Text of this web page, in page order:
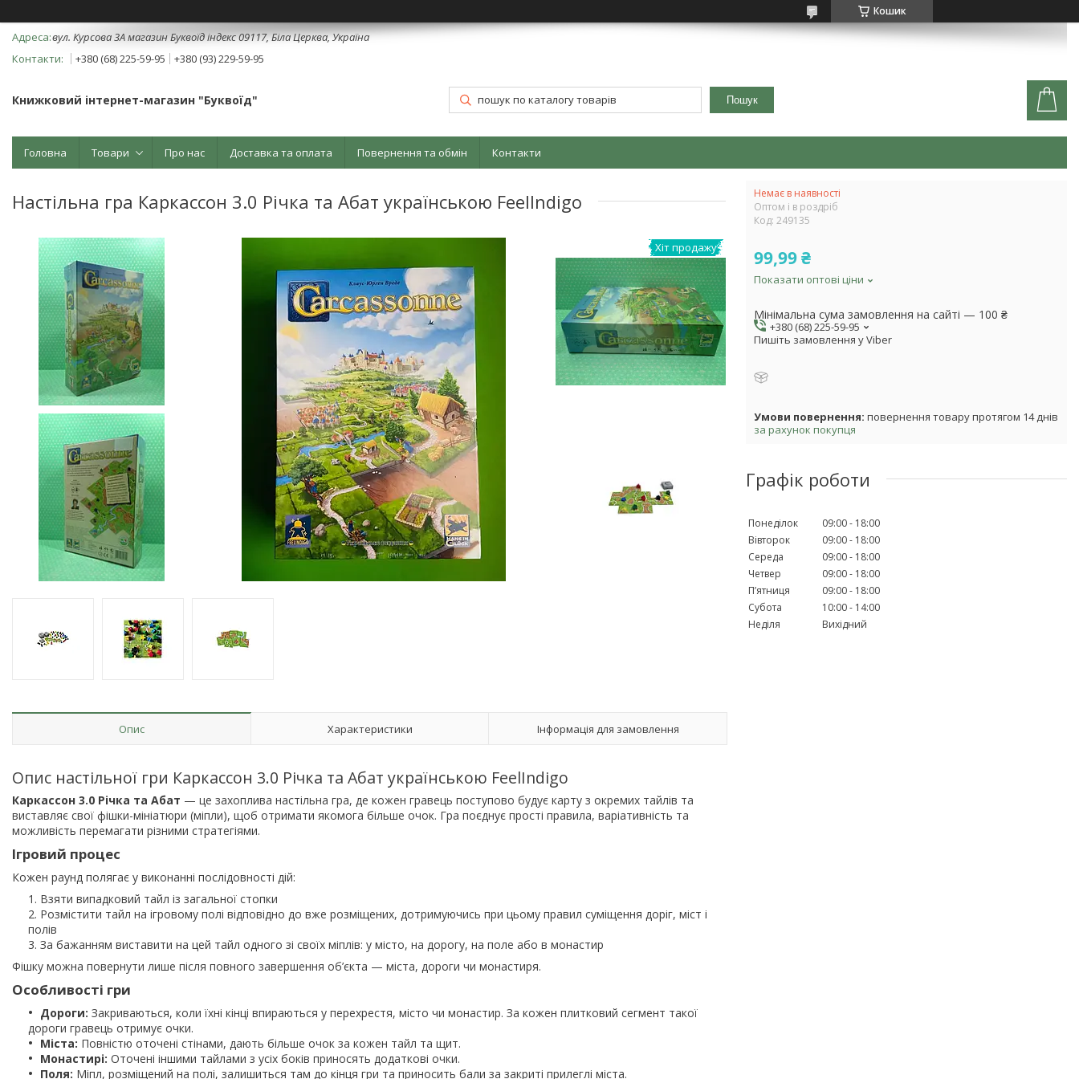
Кошик
вул. Курсова 3А магазин Буквоїд індекс 09117, Біла Церква, Україна
+380 (68) 225-59-95
+380 (93) 229-59-95
Книжковий інтернет-магазин "Буквоїд" Пошук
Головна Товари Про нас Доставка та оплата Повернення та обмін Контакти
Настільна гра Каркассон 3.0 Річка та Абат українською FeelIndigo
Хіт продажу
Опис Характеристики Інформація для замовлення
Опис настільної гри Каркассон 3.0 Річка та Абат українською FeelIndigo
Каркассон 3.0 Річка та Абат — це захоплива настільна гра, де кожен гравець поступово будує карту з окремих тайлів та
виставляє свої фішки-мініатюри (міпли), щоб отримати якомога більше очок. Гра поєднує прості правила, варіативність та
можливість перемагати різними стратегіями.
Ігровий процес
Кожен раунд полягає у виконанні послідовності дій:
Взяти випадковий тайл із загальної стопки
Розмістити тайл на ігровому полі відповідно до вже розміщених, дотримуючись при цьому правил суміщення доріг, міст і
полів
За бажанням виставити на цей тайл одного зі своїх міплів: у місто, на дорогу, на поле або в монастир
Фішку можна повернути лише після повного завершення об’єкта — міста, дороги чи монастиря.
Особливості гри
Дороги: Закриваються, коли їхні кінці впираються у перехрестя, місто чи монастир. За кожен плитковий сегмент такої
дороги гравець отримує очки.
Міста: Повністю оточені стінами, дають більше очок за кожен тайл та щит.
Монастирі: Оточені іншими тайлами з усіх боків приносять додаткові очки.
Поля: Міпл, розміщений на полі, залишиться там до кінця гри та приносить бали за закриті прилеглі міста.
Немає в наявності
Оптом і в роздріб
Код: 249135
99,99 ₴
Показати оптові ціни
Мінімальна сума замовлення на сайті — 100 ₴
+380 (68) 225-59-95
Пишіть замовлення у Viber
повернення товару протягом 14 днів
за рахунок покупця
Графік роботи
Понеділок 09:00
18:00
Вівторок
09:00
18:00
Середа
09:00
18:00
Четвер
09:00
18:00
Пʼятниця
09:00
18:00
Субота
10:00
14:00
Неділя
Вихідний